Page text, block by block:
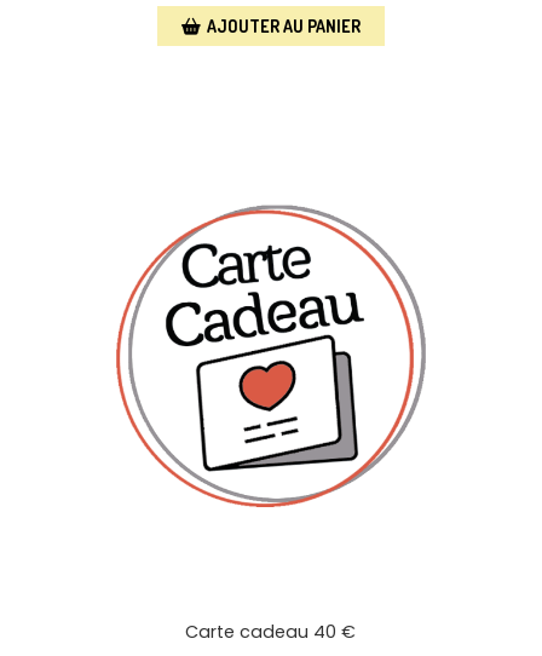
AJOUTER AU PANIER
Carte cadeau 40 €